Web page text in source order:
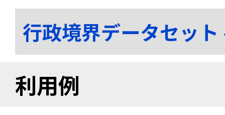
行政境界データセッ
利用例